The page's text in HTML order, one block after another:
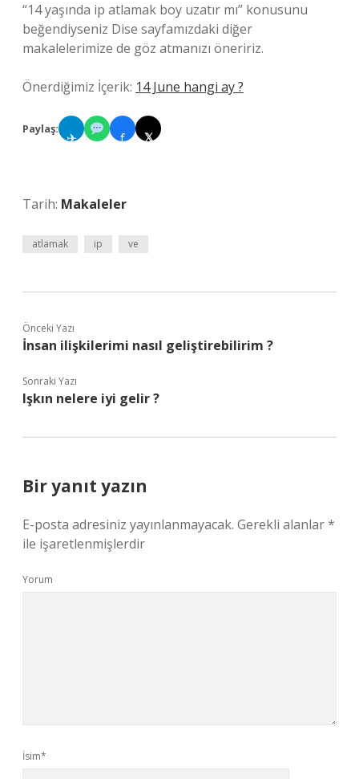
“14 yaşında ip atlamak boy uzatır mı” konusunu
beğendiyseniz Dise sayfamızdaki diğer
makalelerimize de göz atmanızı öneririz.
Önerdiğimiz İçerik: 14 June hangi ay ?
Paylaş:
✈ f 𝕏
Tarih: Makaleler
atlamak ip ve
Önceki Yazı
İnsan ilişkilerimi nasıl geliştirebilirim ?
Sonraki Yazı
Işkın nelere iyi gelir ?
Bir yanıt yazın
E-posta adresiniz yayınlanmayacak. Gerekli alanlar*
ile işaretlenmişlerdir
Yorum
İsim*